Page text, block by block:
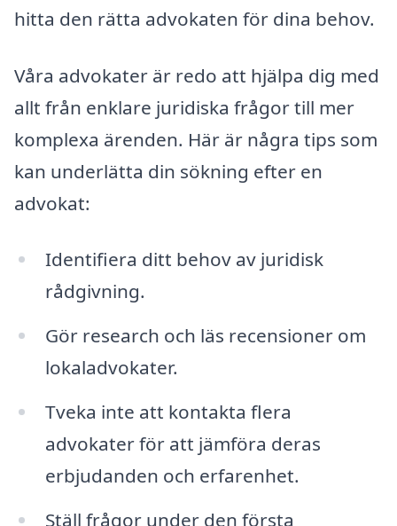
hitta den rätta advokaten för dina behov.
Våra advokater är redo att hjälpa dig med
allt från enklare juridiska frågor till mer
komplexa ärenden. Här är några tips som
kan underlätta din sökning efter en
advokat:
Identifiera ditt behov av juridisk
rådgivning.
Gör research och läs recensioner om
lokaladvokater.
Tveka inte att kontakta flera
advokater för att jämföra deras
erbjudanden och erfarenhet.
Ställ frågor under den första